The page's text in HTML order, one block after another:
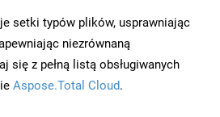
setki typów plików, usprawniając
niezrównaną
się z pełną listą obsługiwanych
Aspose.Total Cloud.